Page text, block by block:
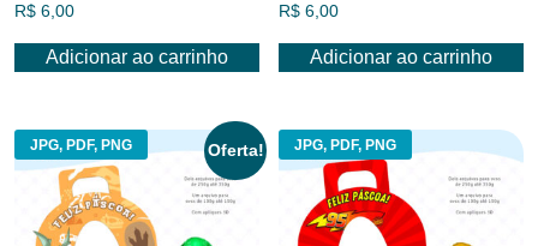
R$ 6,00
Adicionar ao carrinho
R$ 6,00
Adicionar ao carrinho
JPG, PDF, PNG Oferta! JPG, PDF, PNG